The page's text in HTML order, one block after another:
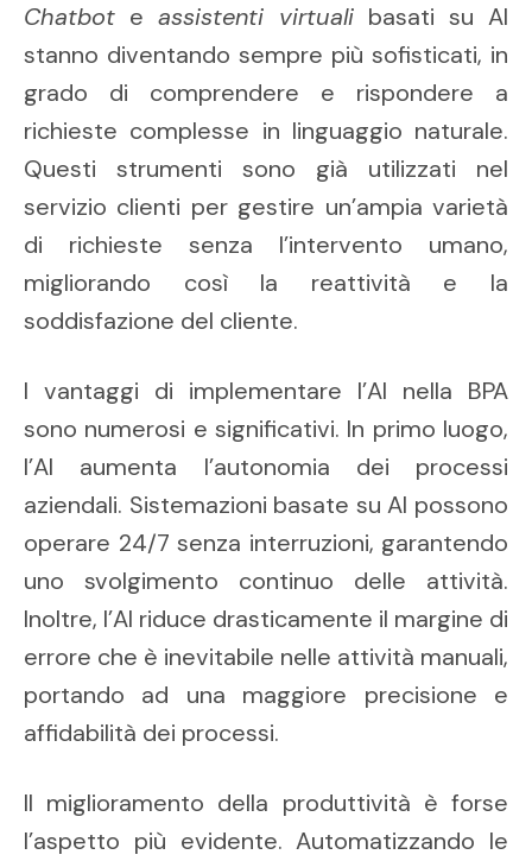
Chatbot e assistenti virtuali basati su AI
stanno diventando sempre più sofisticati, in
grado di comprendere e rispondere a
richieste complesse in linguaggio naturale.
Questi strumenti sono già utilizzati nel
servizio clienti per gestire un’ampia varietà
di richieste senza l’intervento umano,
migliorando così la reattività e la
soddisfazione del cliente.
I vantaggi di implementare l’AI nella BPA
sono numerosi e significativi. In primo luogo,
l’AI aumenta l’autonomia dei processi
aziendali. Sistemazioni basate su AI possono
operare 24/7 senza interruzioni, garantendo
uno svolgimento continuo delle attività.
Inoltre, l’AI riduce drasticamente il margine di
errore che è inevitabile nelle attività manuali,
portando ad una maggiore precisione e
affidabilità dei processi.
Il miglioramento della produttività è forse
l’aspetto più evidente. Automatizzando le